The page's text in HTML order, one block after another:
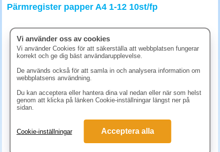
Pärmregister papper A4 1-12 10st/fp
111.30 kr (inkl. moms)
Vi använder oss av cookies
Vi använder Cookies för att säkerställa att webbplatsen fungerar
korrekt och ge dig bäst användarupplevelse.
De används också för att samla in och analysera information om
webbplatsens användning.
Du kan acceptera eller hantera dina val nedan eller när som helst
genom att klicka på länken Cookie-inställningar längst ner på
sidan.
Cookie-inställningar Acceptera alla